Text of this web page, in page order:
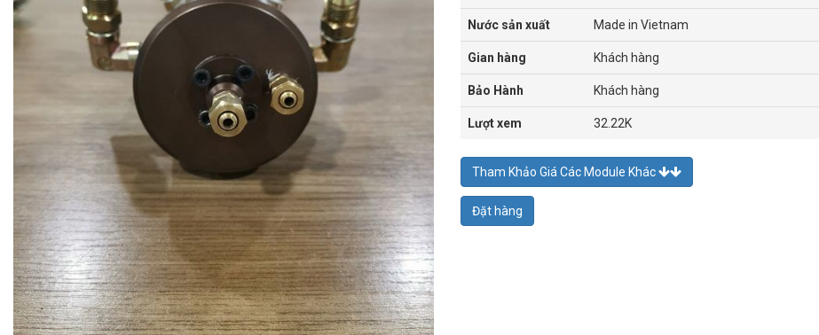
Nước sản xuất Made in Vietnam
Gian hàng Khách hàng
Bảo Hành Khách hàng
Lượt xem 32.22K
Tham Khảo Giá Các Module Khác
Đặt hàng